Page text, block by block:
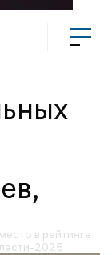
в рейтинге
2025